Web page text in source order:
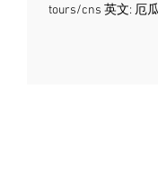
tours/cns 英文: 厄